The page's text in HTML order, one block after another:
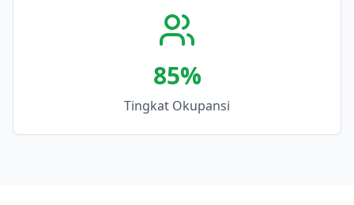
85%
Tingkat Okupansi